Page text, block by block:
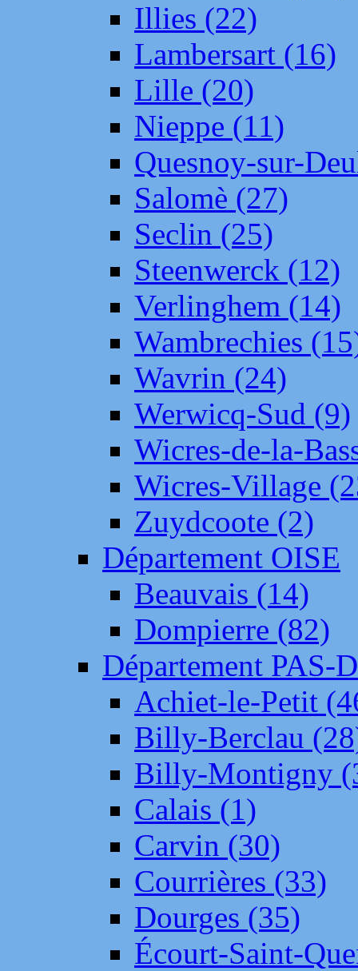
Illies (22)
Lambersart (16)
Lille (20)
Nieppe (11)
Quesnoy-sur-
Salomè (27)
Seclin (25)
Steenwerck (12)
Verlinghem (14)
Wambrechies
Wavrin (24)
Werwicq-Sud (9)
Wicres-de-la-
Wicres-Village
Zuydcoote (2)
Département OISE
Beauvais (14)
Dompierre (82)
Département PAS-
Achiet-le-Petit
Billy-Berclau
Billy-Montigny
Calais (1)
Carvin (30)
Courrières (33)
Dourges (35)
Écourt-Saint-